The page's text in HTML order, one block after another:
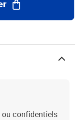
ou confidentiels